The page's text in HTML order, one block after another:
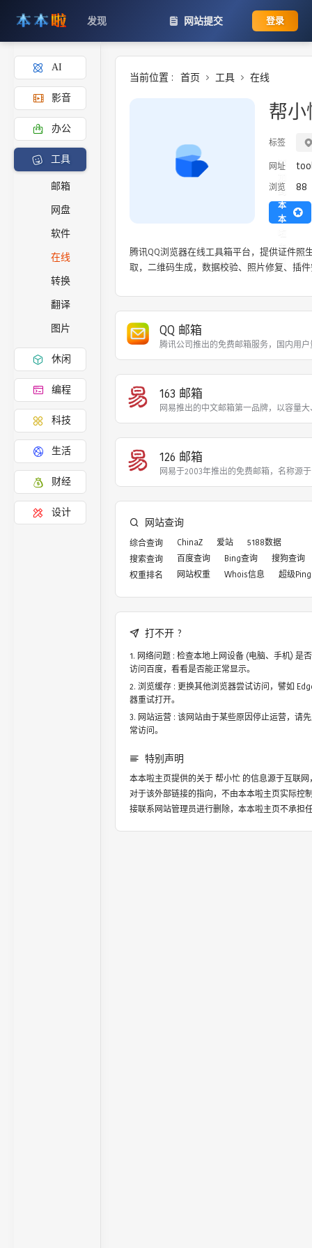
发现 网站提交 登录
AI
影音
办公
工具
邮箱
网盘
软件
在线
转换
翻译
图片
休闲
编程
科技
生活
财经
设计
当前位置 : 首页 工具 在线
帮小
标签
网址
浏览 88
添
到
本
本
主
页
腾讯QQ浏览器在线工具箱平台，提供证件照
取，二维码生成，数据校验、照片修复、插
QQ 邮箱
腾讯公司推出的免费邮箱服务，国内用
163 邮箱
网易推出的中文邮箱第一品牌，以容量
126 邮箱
网易于2003年推出的免费邮箱，名称源
网站查询
综合查询 ChinaZ 爱站
5188数据
搜索查询
百度查询 Bing查询
搜狗查询
权重排名
网站权重 Whois信息 超级Ping
打不开 ?
网络问题 : 检查本地上网设备 (电脑、手机) 是
访问百度，看看是否能正常显示。
浏览缓存 : 更换其他浏览器尝试访问，譬如
器重试打开。
网站运营 : 该网站由于某些原因停止运营，请
常访问。
特别声明
本本啦主页提供的关于帮小忙的信息源于互联网
对于该外部链接的指向，不由本本啦主页实际控
接联系网站管理员进行删除，本本啦主页不承担